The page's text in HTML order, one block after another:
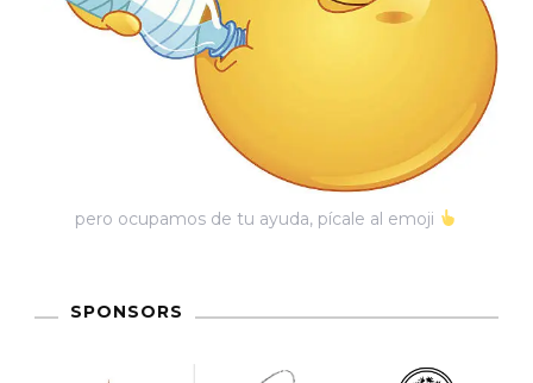
pero ocupamos de tu ayuda, pícale al emoji
SPONSORS